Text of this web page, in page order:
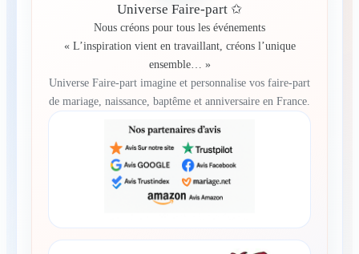
Universe Faire-part ✩
Nous créons pour tous les événements
« L’inspiration vient en travaillant, créons l’unique
ensemble… »
Universe Faire-part imagine et personnalise vos faire-part
de mariage, naissance, baptême et anniversaire en France.